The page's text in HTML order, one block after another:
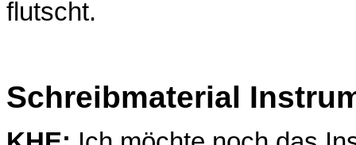
flutscht.
Schreibmaterial